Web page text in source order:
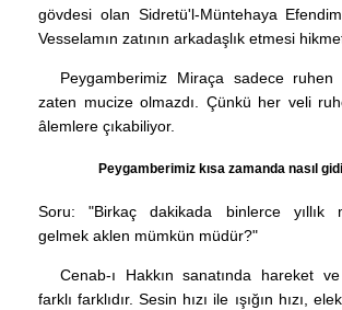
gövdesi olan Sidretü'l-Müntehaya
Vesselamın zatının arkadaşlık etmesi
Peygamberimiz Miraça sadece ruhen
zaten mucize olmazdı. Çünkü her veli
âlemlere çıkabiliyor.
Peygamberimiz kısa zamanda nasıl
Soru: "Birkaç dakikada binlerce yıllık
gelmek aklen mümkün müdür?"
Cenab-ı Hakkın sanatında hareket
farklı farklıdır. Sesin hızı ile ışığın hızı,